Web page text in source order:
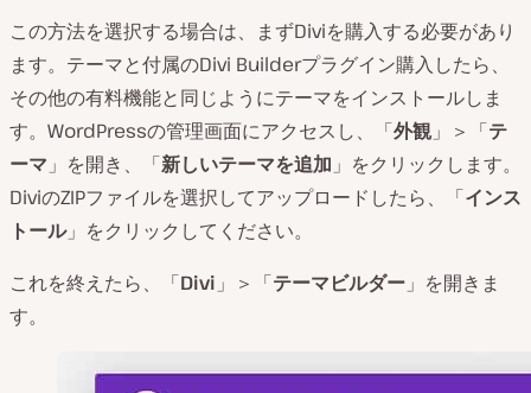
この方法を選択する場合は、まずDiviを購入する必要があり
ます。テーマと付属のDivi Builderプラグイン購入したら、
その他の有料機能と同じようにテーマをインストールしま
す。WordPressの管理画面にアクセスし、「外観」＞「テ
ーマ 」を開き、「新しいテーマを追加 」をクリックします。
DiviのZIPファイルを選択してアップロードしたら、「インス
トール」をクリックしてください。
これを終えたら、「Divi 」＞「テーマビルダー 」を開きま
す。